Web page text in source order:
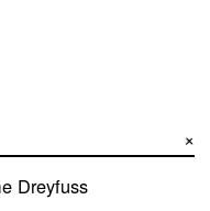
Dreyfuss